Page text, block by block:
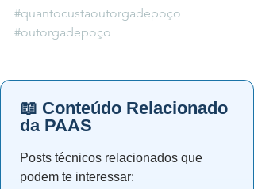
#quantocustaoutorgadepoço
#outorgadepoço
📖 Conteúdo Relacionado
da PAAS
Posts técnicos relacionados que
podem te interessar: